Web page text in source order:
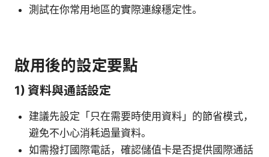
測試在你常用地區的實際連線穩定性。
啟用後的設定要點
1) 資料與通話設定
建議先設定「只在需要時使用資料」的節省模式，
避免不小心消耗過量資料。
如需撥打國際電話，確認儲值卡是否提供國際通話